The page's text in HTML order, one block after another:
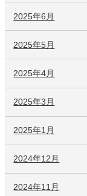
2025年6月
2025年5月
2025年4月
2025年3月
2025年1月
2024年12月
2024年11月